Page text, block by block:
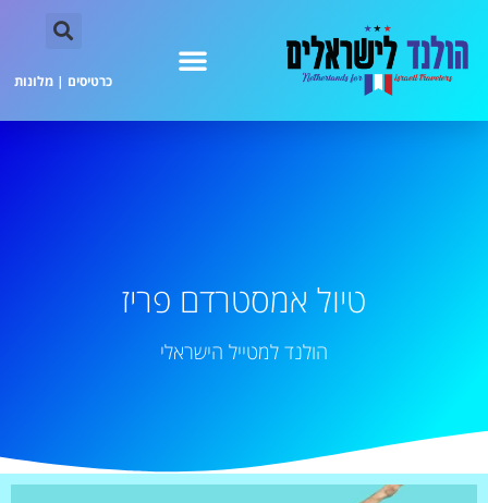
כרטיסים | מלונות
טיול אמסטרדם פריז
הולנד למטייל הישראלי